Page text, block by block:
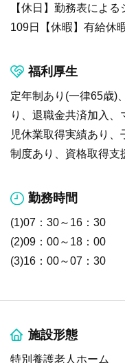
【休日】勤務表によ
109日【休暇】有給休
福利厚生
定年制あり(一律65歳)
り、退職金共済加入
児休業取得実績あり
制度あり、資格取得支
勤務時間
(1)07：30～16：30
(2)09：00～18：00
(3)16：00～07：30
施設形態
特別養護老人ホーム